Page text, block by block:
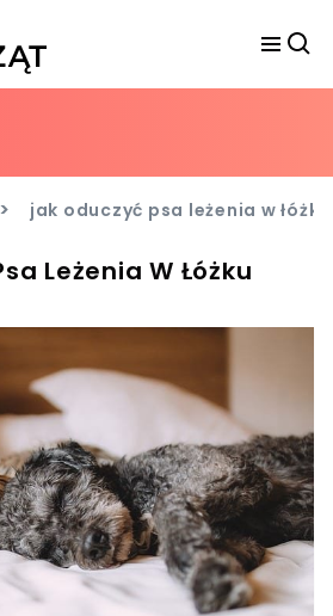
> jak oduczyć psa leżenia w łóżku
Leżenia W Łóżku